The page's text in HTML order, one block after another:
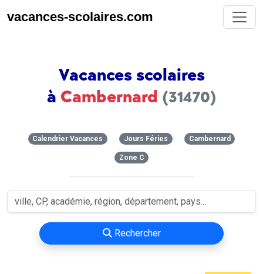
vacances-scolaires.com
Vacances scolaires
à Cambernard (31470)
Calendrier Vacances Jours Féries Cambernard
Zone C
Rechercher